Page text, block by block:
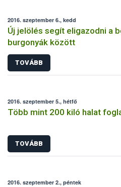
2016. szeptember 6., kedd
Új jelölés segít eligazodni a
burgonyák között
TOVÁBB
2016. szeptember 5., hétfő
Több mint 200 kiló halat
TOVÁBB
2016. szeptember 2., péntek